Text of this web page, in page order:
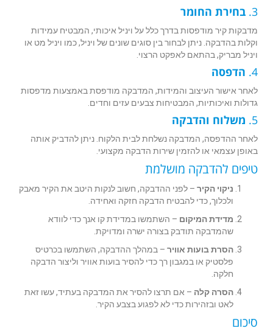
3. בחירת החומר
מדבקות קיר מודפסות בדרך כלל על ויניל איכותי, המבטיח עמידות
וקלות בהדבקה. ניתן לבחור בין סוגים שונים של ויניל, כמו ויניל מט או
ויניל מבריק, בהתאם לאפקט הרצוי.
4. הדפסה
לאחר אישור העיצוב והמידות, המדבקה מודפסת באמצעות מדפסות
גדולות ואיכותיות, המבטיחות צבעים עזים וחדים.
5. משלוח והדבקה
לאחר ההדפסה, המדבקה נשלחת לבית הלקוח. ניתן להדביק אותה
באופן עצמאי או להזמין שירות הדבקה מקצועי.
טיפים להדבקה מושלמת
ניקוי הקיר – לפני ההדבקה, חשוב לנקות היטב את הקיר מאבק
ולכלוך, כדי להבטיח הדבקה חזקה ואחידה.
מדידת המיקום – השתמשו במדידת קו אנך כדי לוודא
שהמדבקה תודבק בצורה ישרה ומדויקת.
הסרת בועות אוויר – במהלך ההדבקה, השתמשו בכרטיס
פלסטיק או במגבון רך כדי להסיר בועות אוויר וליצור הדבקה
חלקה.
הסרה קלה – אם תרצו להסיר את המדבקה בעתיד, עשו זאת
לאט ובזהירות כדי לא לפגוע בצבע הקיר.
סיכום